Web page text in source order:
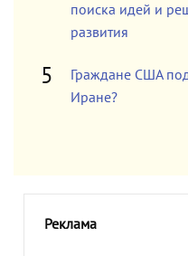
поиска идей и
развития
Граждане США
Иране?
Реклама